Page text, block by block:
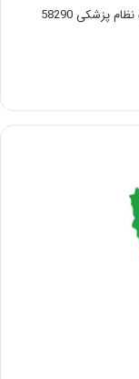
پزشکی 58290